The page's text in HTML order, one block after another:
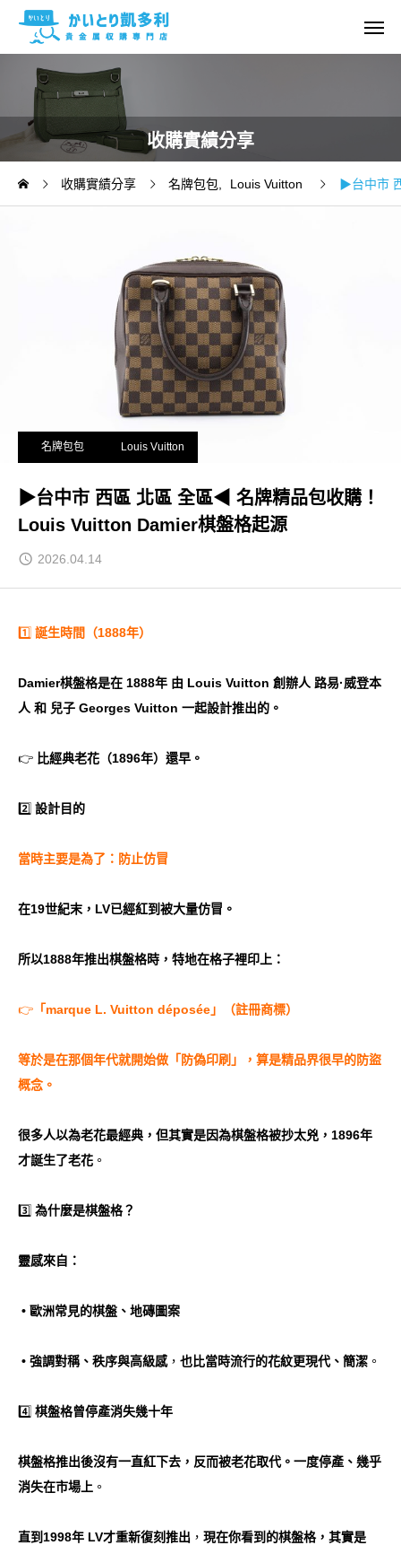
收購實績分享
收購實績分享 名牌包包 Louis Vuitton ▶台中市
名牌包包 Louis Vuitton
▶台中市 西區 北區 全區◀ 名牌精品包收購！
Louis Vuitton Damier棋盤格起源
2026.04.14
1️⃣ 誕生時間（1888年）
Damier棋盤格是在 1888年 由 Louis Vuitton 創辦人 路易·威登本
人 和 兒子 Georges Vuitton 一起設計推出的。
👉 比經典老花（1896年）還早。
2️⃣ 設計目的
當時主要是為了：防止仿冒
在19世紀末，LV已經紅到被大量仿冒。
所以1888年推出棋盤格時，特地在格子裡印上：
👉 「marque L. Vuitton déposée」（註冊商標）
等於是在那個年代就開始做「防偽印刷」，算是精品界很早的防盜
概念。
很多人以為老花最經典，但其實是因為棋盤格被抄太兇， 1896年
才誕生了老花 。
3️⃣ 為什麼是棋盤格？
靈感來自：
• 歐洲常見的棋盤、地磚圖案
• 強調對稱、秩序與高級感， 也比當時流行的花紋更現代、簡潔 。
4️⃣ 棋盤格曾停產消失幾十年
棋盤格推出後沒有一直紅下去，反而被老花取代。一度停產、幾乎
消失在市場上 。
直到1998年 LV才重新復刻推出 ， 現在你看到的棋盤格，其實是